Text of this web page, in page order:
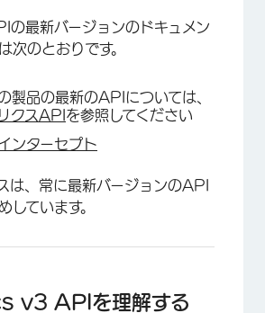
の最新バージョンのドキュメン
次のとおりです。
製品の最新のAPIについては、
クスAPI を参照してください
ンターセプト
は、常に最新バージョンのAPI
しています。
v3 APIを理解する